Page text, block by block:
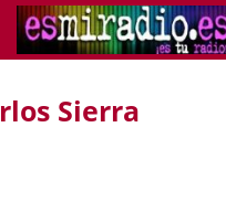
Sierra